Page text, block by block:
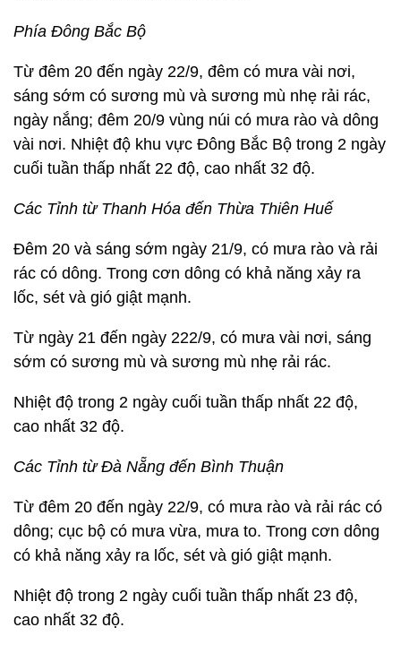
Phía Đông Bắc Bộ
Từ đêm 20 đến ngày 22/9, đêm có mưa vài nơi,
sáng sớm có sương mù và sương mù nhẹ rải rác,
ngày nắng; đêm 20/9 vùng núi có mưa rào và dông
vài nơi. Nhiệt độ khu vực Đông Bắc Bộ trong 2 ngày
cuối tuần thấp nhất 22 độ, cao nhất 32 độ.
Các Tỉnh từ Thanh Hóa đến Thừa Thiên Huế
Đêm 20 và sáng sớm ngày 21/9, có mưa rào và rải
rác có dông. Trong cơn dông có khả năng xảy ra
lốc, sét và gió giật mạnh.
Từ ngày 21 đến ngày 222/9, có mưa vài nơi, sáng
sớm có sương mù và sương mù nhẹ rải rác.
Nhiệt độ trong 2 ngày cuối tuần thấp nhất 22 độ,
cao nhất 32 độ.
Các Tỉnh từ Đà Nẵng đến Bình Thuận
Từ đêm 20 đến ngày 22/9, có mưa rào và rải rác có
dông; cục bộ có mưa vừa, mưa to. Trong cơn dông
có khả năng xảy ra lốc, sét và gió giật mạnh.
Nhiệt độ trong 2 ngày cuối tuần thấp nhất 23 độ,
cao nhất 32 độ.